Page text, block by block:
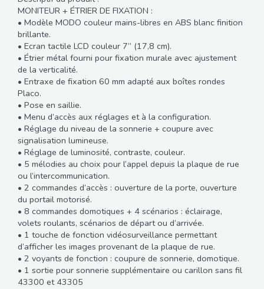
MONITEUR + ÉTRIER DE FIXATION :
• Modèle MODO couleur mains-libres en ABS blanc finition
brillante.
• Ecran tactile LCD couleur 7’’ (17,8 cm).
• Étrier métal fourni pour fixation murale avec ajustement
de la verticalité.
• Entraxe de fixation 60 mm adapté aux boîtes rondes
Placo.
• Pose en saillie.
• Menu d’accès aux réglages et à la configuration.
• Réglage du niveau de la sonnerie + coupure avec
signalisation lumineuse.
• Réglage de luminosité, contraste, couleur.
• 5 mélodies au choix pour l’appel depuis la plaque de rue
ou l’intercommunication.
• 2 commandes d’accès : ouverture de la porte, ouverture
du portail motorisé.
• 8 commandes domotiques + 4 scénarios : éclairage,
volets roulants, scénarios de départ ou d’arrivée.
• 1 touche de fonction vidéosurveillance permettant
d’afficher les images provenant de la plaque de rue.
• 2 voyants de fonction : coupure de sonnerie, domotique.
• 1 sortie pour sonnerie supplémentaire ou carillon sans fil
43300 et 43305